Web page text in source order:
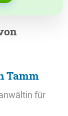
Tamm
für